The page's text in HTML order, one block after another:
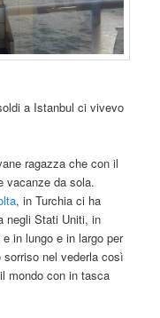
a Istanbul ci vivevo
ragazza che con il
vacanze da sola.
, in Turchia ci ha
negli Stati Uniti, in
in lungo e in largo per
sorriso nel vederla così
mondo con in tasca